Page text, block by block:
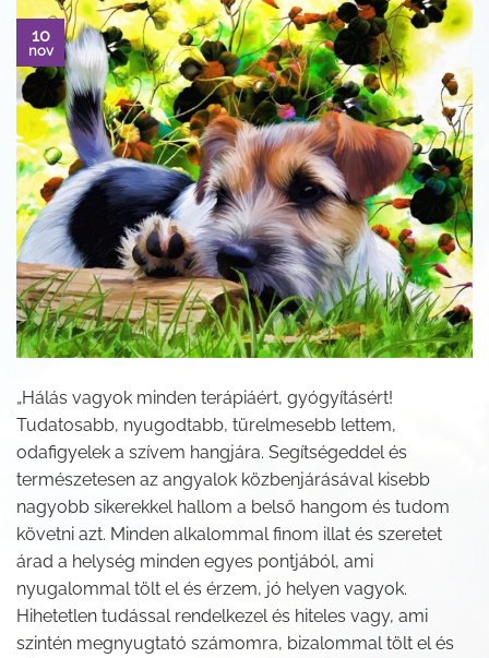
10
nov
„Hálás vagyok minden terápiáért, gyógyításért!
Tudatosabb, nyugodtabb, türelmesebb lettem,
odafigyelek a szívem hangjára. Segítségeddel és
természetesen az angyalok közbenjárásával kisebb
nagyobb sikerekkel hallom a belső hangom és tudom
követni azt. Minden alkalommal finom illat és szeretet
árad a helység minden egyes pontjából, ami
nyugalommal tölt el és érzem, jó helyen vagyok.
Hihetetlen tudással rendelkezel és hiteles vagy, ami
szintén megnyugtató számomra, bizalommal tölt el és